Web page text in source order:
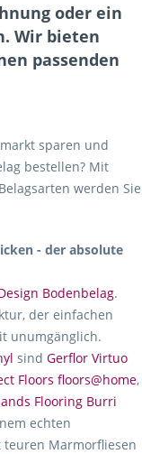
oder ein
Wir bieten
passenden
sparen und
bestellen? Mit
werden Sie
- der absolute
Bodenbelag.
der einfachen
unumgänglich.
sind Gerflor Virtuo
Floors floors@home,
Flooring Burri
echten
teuren Marmorfliesen